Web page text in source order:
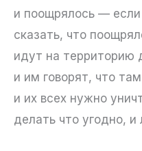
и поощрялось —
сказать, что
идут на территорию
и им говорят, что
и их всех нужно
делать что угодно,